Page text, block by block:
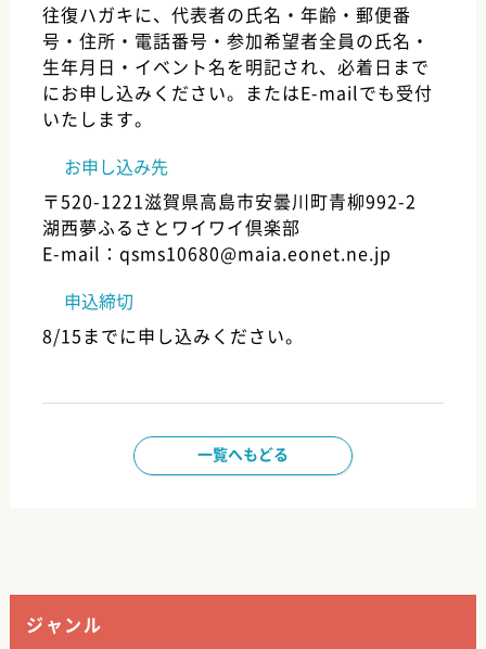
往復ハガキに、代表者の氏名・年齢・郵便番
号・住所・電話番号・参加希望者全員の氏名・
生年月日・イベント名を明記され、必着日まで
にお申し込みください。またはE-mailでも受付
いたします。
お申し込み先
〒520-1221滋賀県高島市安曇川町青柳992-2
湖西夢ふるさとワイワイ倶楽部
E-mail：qsms10680@maia.eonet.ne.jp
申込締切
8/15までに申し込みください。
一覧へもどる
ジャンル